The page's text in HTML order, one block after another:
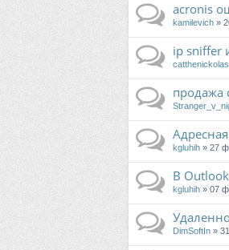
acronis
kamilevich »
ip sniffer
catthenickolas
продажа
kgluhih » 27
В
kgluhih » 07
DimSoftIn »